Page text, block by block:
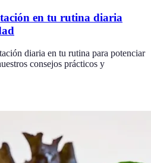
en tu rutina diaria
diaria en tu rutina para potenciar
consejos prácticos y